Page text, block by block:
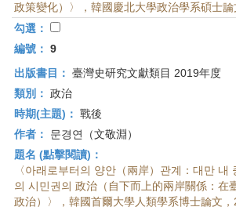
政策變化）〉，韓國慶北大學政治學系碩士論
勾選：
編號： 9
出版書目： 臺灣史研究文獻類目 2019年度
類別： 政治
時期(主題)： 戰後
作者：
문경연（文敬淵）
題名 (點擊閱讀)：
〈아래로부터의 양안（兩岸）관계：대만 내
의 시민권의 政治（自下而上的兩岸關係：在
政治）〉，韓國首爾大學人類學系博士論文，